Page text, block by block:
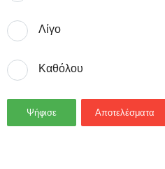
Λίγο
Καθόλου
Ψήφισε Αποτελέσματα